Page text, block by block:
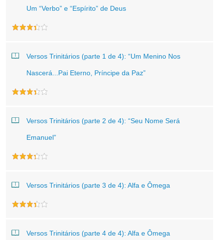
Um “Verbo” e “Espírito” de Deus
Versos Trinitários (parte 1 de 4): “Um Menino Nos
Nascerá...Pai Eterno, Príncipe da Paz”
Versos Trinitários (parte 2 de 4): “Seu Nome Será
Emanuel”
Versos Trinitários (parte 3 de 4): Alfa e Ômega
Versos Trinitários (parte 4 de 4): Alfa e Ômega